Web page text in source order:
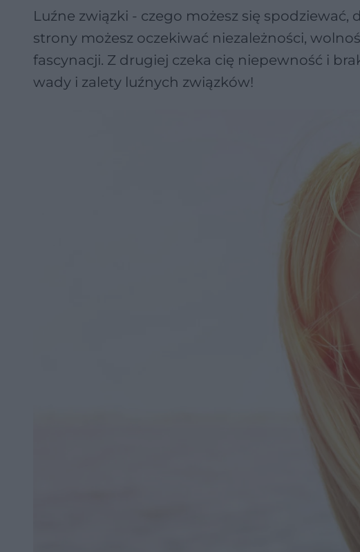
Luźne związki - czego możesz się
strony możesz oczekiwać niezależności,
fascynacji. Z drugiej czeka cię niepewność i
wady i zalety luźnych związków!